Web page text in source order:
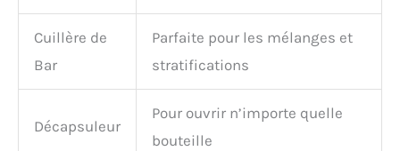
remplacement du
fabricant de 2 ans.
Cuillère de
Bar
Parfaite pour les mélanges et
stratifications
Décapsuleur
Pour ouvrir n’importe quelle
bouteille